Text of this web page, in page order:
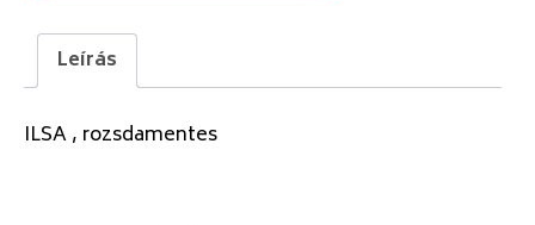
Leírás
ILSA , rozsdamentes